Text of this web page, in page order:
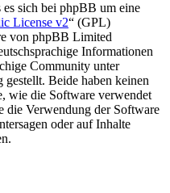
sich bei phpBB um eine
License v2“ (GPL)
von phpBB Limited
Informationen
Community unter
Beide haben keinen
wie die Software verwendet
die Verwendung der Software
oder auf Inhalte